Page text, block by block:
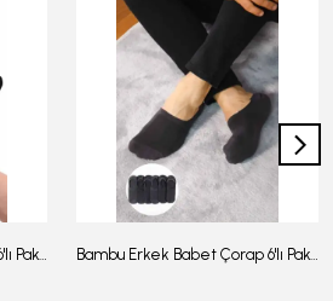
Bambu Erkek Babet Çorap 6'lı Paket - J-03 Bambu Erkek Babet Çorap 6'lı Paket -J-08